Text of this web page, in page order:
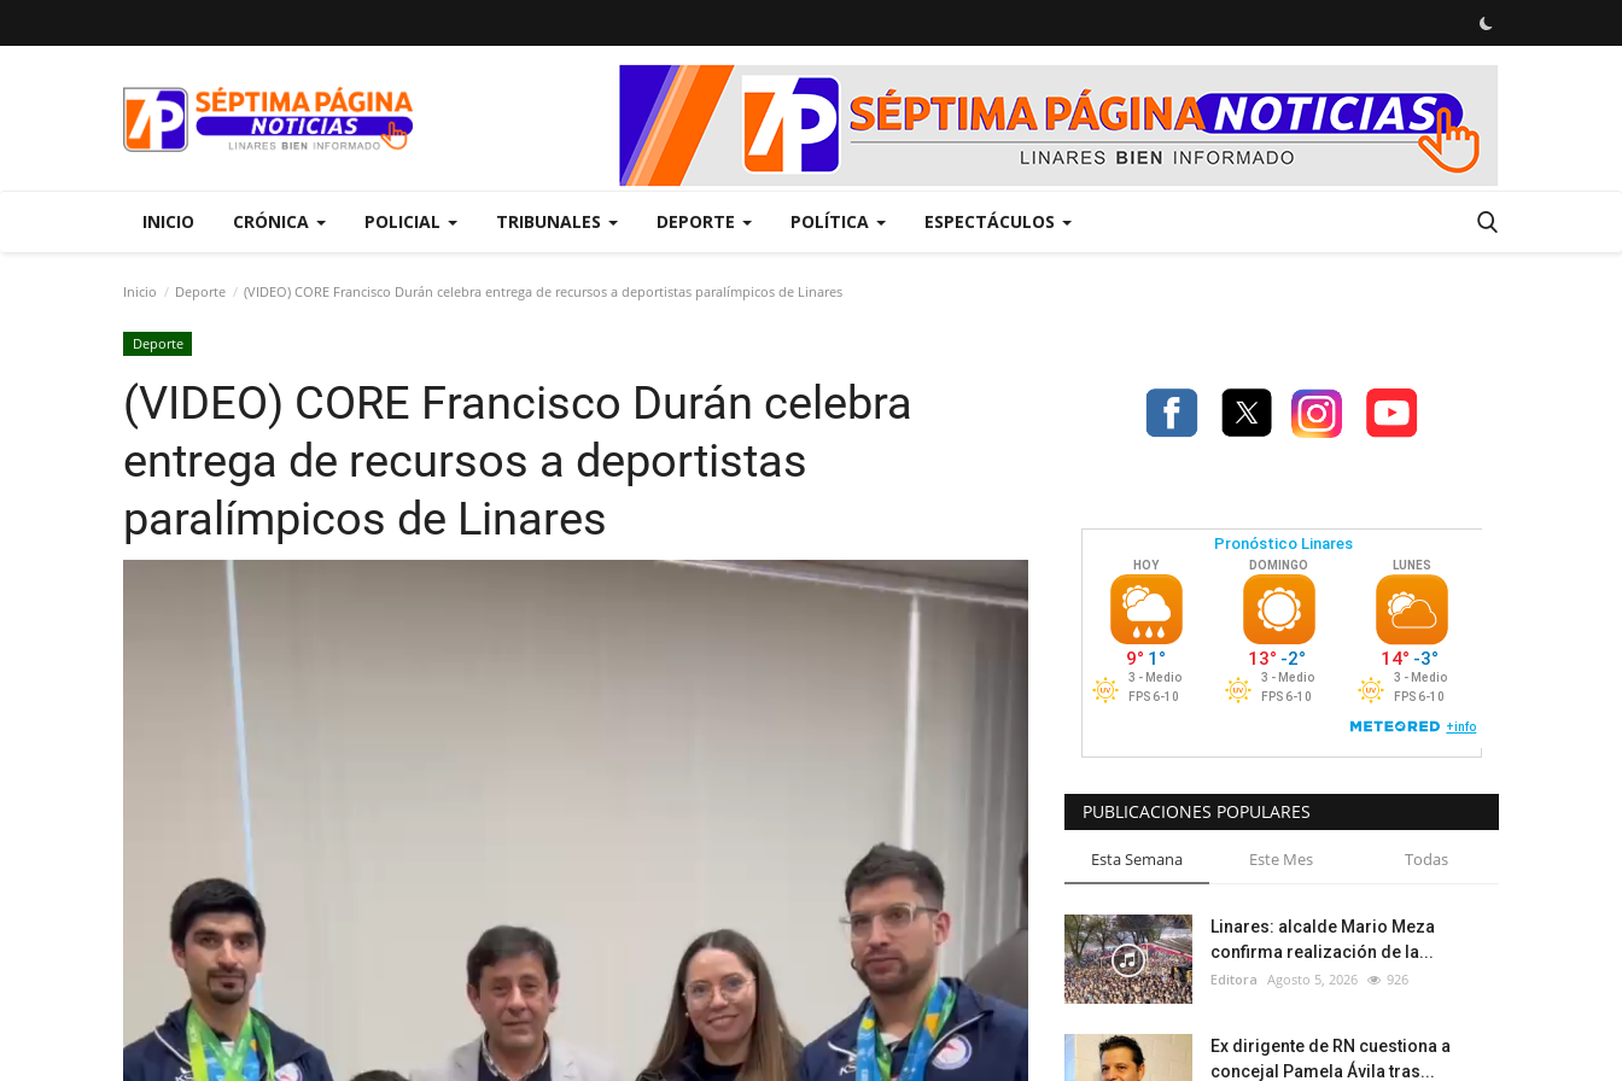
INICIO CRÓNICA POLICIAL TRIBUNALES DEPORTE POLÍTICA ESPECTÁCULOS
Inicio Deporte (VIDEO) CORE Francisco Durán celebra entrega de recursos a deportistas paralímpicos de Linares
Deporte
(VIDEO) CORE Francisco Durán celebra
entrega de recursos a deportistas
paralímpicos de Linares
PUBLICACIONES POPULARES
Esta Semana Este Mes Todas
Linares: alcalde Mario Meza
confirma realización de la...
Editora Agosto 5, 2026 926
Ex dirigente de RN cuestiona a
concejal Pamela Ávila tras...